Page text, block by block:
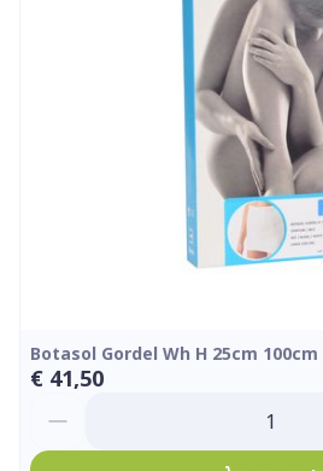
Stuk
25°C)
Botasol Gordel Wh H 25cm 100cm
€ 41,50